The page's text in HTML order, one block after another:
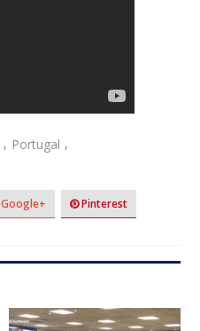
, Portugal ,
Google+ Pinterest